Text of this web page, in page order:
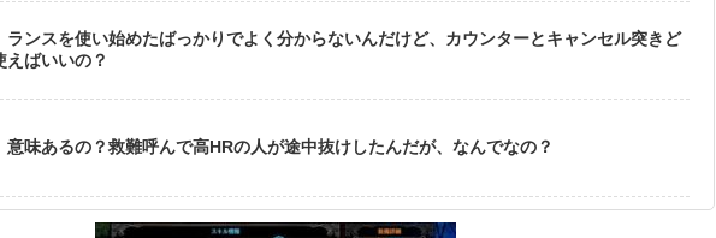
ランスを使い始めたばっかりでよく分からないんだけど、カウンターとキャンセル突きど
えばいいの？
意味あるの？救難呼んで高HRの人が途中抜けしたんだが、なんでなの？